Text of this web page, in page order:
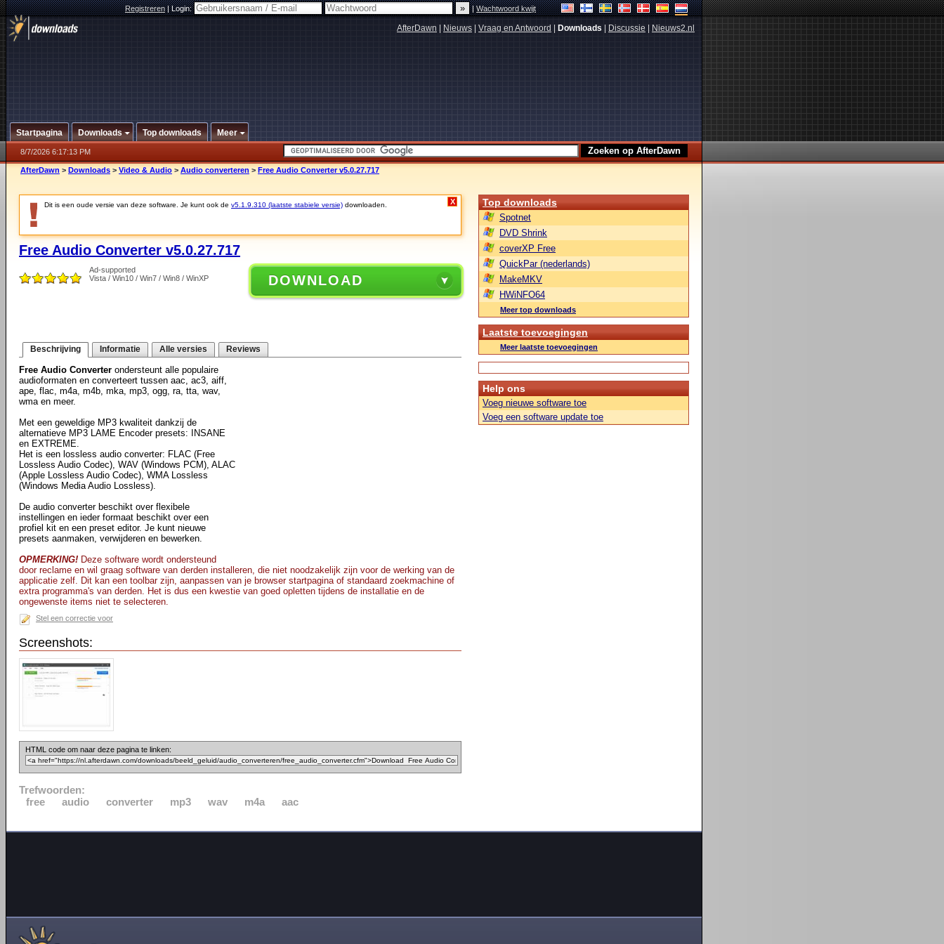
Registreren|Login: |Wachtwoord kwijt
AfterDawn Nieuws Vraag en Antwoord Downloads Discussie Nieuws2.nl
Startpagina Downloads Top downloads Meer
8/7/2026 6:17:13 PM
AfterDawn > Downloads > Video & Audio > Audio converteren > Free Audio Converter v5.0.27.717
Dit is een oude versie van deze software. Je kunt ook de v5.1.9.310 (laatste stabiele versie) downloaden. X
Free Audio Converter v5.0.27.717
Ad-supported
Vista / Win10 / Win7 / Win8 / WinXP
DOWNLOAD
Beschrijving Informatie Alle versies Reviews
Free Audio Converter ondersteunt alle populaire
audioformaten en converteert tussen aac, ac3, aiff,
ape, flac, m4a, m4b, mka, mp3, ogg, ra, tta, wav,
wma en meer.
Met een geweldige MP3 kwaliteit dankzij de
alternatieve MP3 LAME Encoder presets: INSANE
en EXTREME.
Het is een lossless audio converter: FLAC (Free
Lossless Audio Codec), WAV (Windows PCM), ALAC
(Apple Lossless Audio Codec), WMA Lossless
(Windows Media Audio Lossless).
De audio converter beschikt over flexibele
instellingen en ieder formaat beschikt over een
profiel kit en een preset editor. Je kunt nieuwe
presets aanmaken, verwijderen en bewerken.
OPMERKING! Deze software wordt ondersteund
door reclame en wil graag software van derden installeren, die niet noodzakelijk zijn voor de werking van de
applicatie zelf. Dit kan een toolbar zijn, aanpassen van je browser startpagina of standaard zoekmachine of
extra programma's van derden. Het is dus een kwestie van goed opletten tijdens de installatie en de
ongewenste items niet te selecteren.
Stel een correctie voor
Screenshots:
HTML code om naar deze pagina te linken:
Trefwoorden:
free
audio converter mp3 wav m4a aac
Top downloads
Spotnet
DVD Shrink
coverXP Free
QuickPar (nederlands)
MakeMKV
HWiNFO64
Meer top downloads
Laatste toevoegingen
Meer laatste toevoegingen
Help ons
Voeg nieuwe software toe
Voeg een software update toe